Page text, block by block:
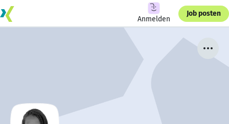
Anmelden
Job posten